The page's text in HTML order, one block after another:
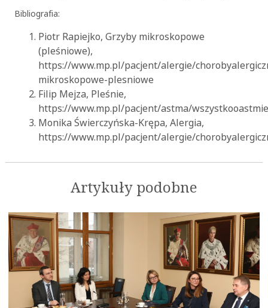
Bibliografia:
Piotr Rapiejko, Grzyby mikroskopowe
(pleśniowe),
https://www.mp.pl/pacjent/alergie/
mikroskopowe-plesniowe
Filip Mejza, Pleśnie,
https://www.mp.pl/pacjent/astma/
Monika Świerczyńska-Krępa, Alergia,
https://www.mp.pl/pacjent/alergie/
Artykuły podobne